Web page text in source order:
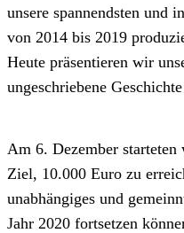
unsere spannendsten und
von 2014 bis 2019
Heute präsentieren wir
ungeschriebene
Am 6. Dezember
Ziel, 10.000 Euro zu
unabhängiges und
Jahr 2020 fortsetzen